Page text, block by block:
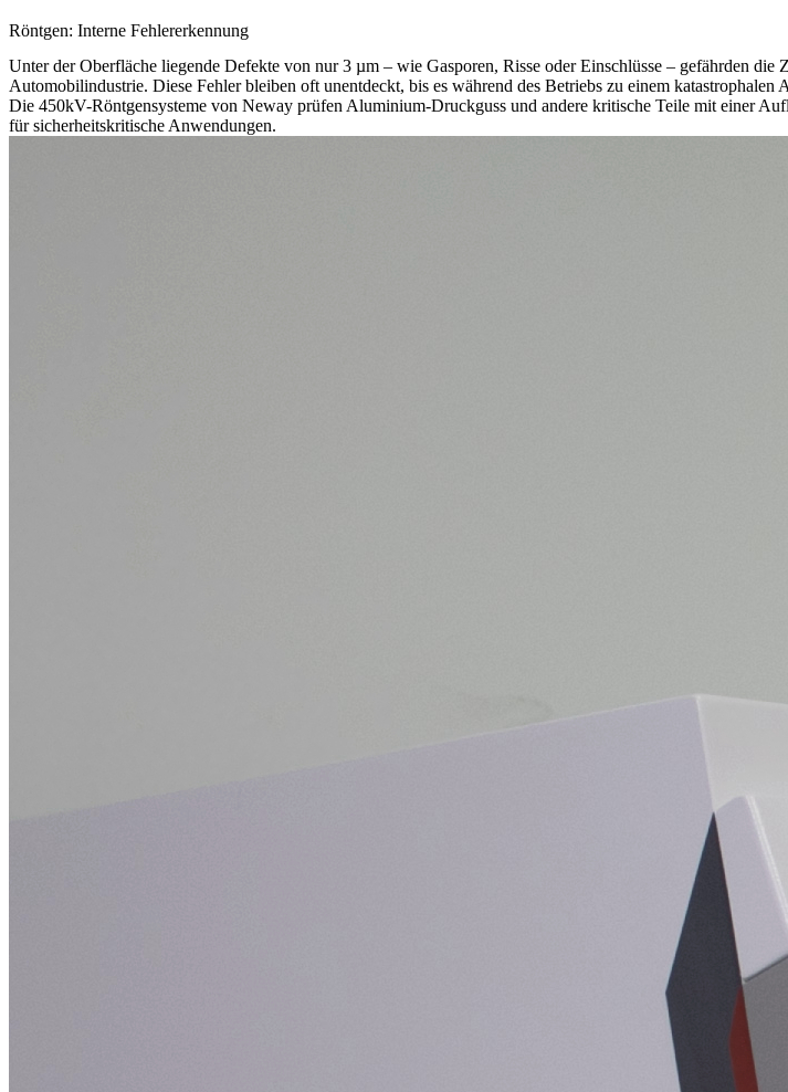
Röntgen: Interne Fehlererkennung
Unter der Oberfläche liegende Defekte von nur 3 µm – wie Gasporen, Risse oder Einschlüsse – gefährden
Automobilindustrie. Diese Fehler bleiben oft unentdeckt, bis es während des Betriebs zu einem katastrophalen
Die 450kV-Röntgensysteme von Neway prüfen Aluminium-Druckguss und andere kritische Teile mit einer
für sicherheitskritische Anwendungen.